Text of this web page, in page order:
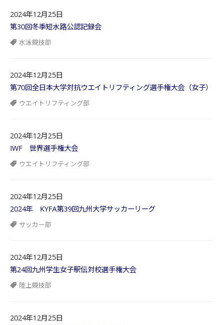
2024年12月25日
第30回冬季短水路公認記録会
水泳競技部
2024年12月25日
第70回全日本大学対抗ウエイトリフティング選手権大会（女子）
ウエイトリフティング部
2024年12月25日
IWF 世界選手権大会
ウエイトリフティング部
2024年12月25日
2024年 KYFA第39回九州大学サッカーリーグ
サッカー部
2024年12月25日
第24回九州学生女子駅伝対校選手権大会
陸上競技部
2024年12月25日